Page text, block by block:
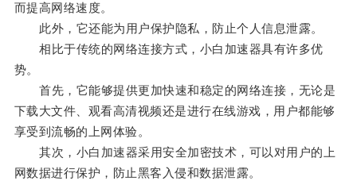
而提高网络速度。
此外，它还能为用户保护隐私，防止个人信息泄露。
相比于传统的网络连接方式，小白加速器具有许多优
势。
首先，它能够提供更加快速和稳定的网络连接，无论是
下载大文件、观看高清视频还是进行在线游戏，用户都能够
享受到流畅的上网体验。
其次，小白加速器采用安全加密技术，可以对用户的上
网数据进行保护，防止黑客入侵和数据泄露。